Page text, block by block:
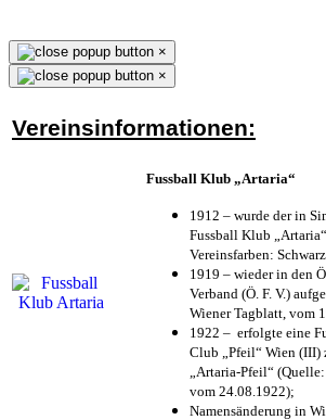
×
×
Vereinsinformationen:
Fussball Klub „Artaria“
1912 – wurde der in
Fussball Klub
Vereinsfarben:
1919 – wieder in den
Verband (Ö. F. V.)
Wiener Tagblatt, vom
1922 – erfolgte eine
Club „Pfeil“ Wien (III)
„Artaria-Pfeil“
vom 24.08.1922);
Namensänderung in